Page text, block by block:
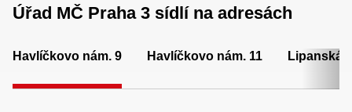
Úřad MČ Praha 3 sídlí na adresách
Havlíčkovo nám. 9 Havlíčkovo nám. 11 Lipanská 7